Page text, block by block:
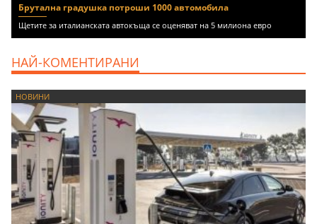
Брутална градушка потроши 1000 автомобила
Щетите за италианската автокъща се оценяват на 5 милиона евро
НАЙ-КОМЕНТИРАНИ
НОВИНИ